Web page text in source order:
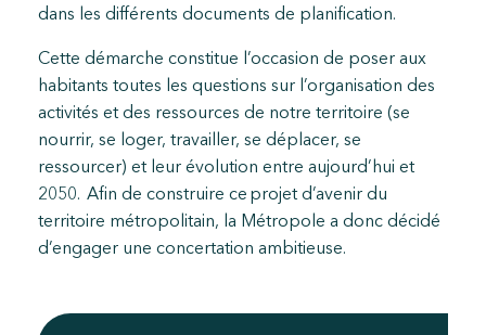
dans les différents documents de planification.
Cette démarche constitue l’occasion de poser aux
habitants toutes les questions sur l’organisation des
activités et des ressources de notre territoire (se
nourrir, se loger, travailler, se déplacer, se
ressourcer) et leur évolution entre aujourd’hui et
2050. Afin de construire ce projet d’avenir du
territoire métropolitain, la Métropole a donc décidé
d’engager une concertation ambitieuse.